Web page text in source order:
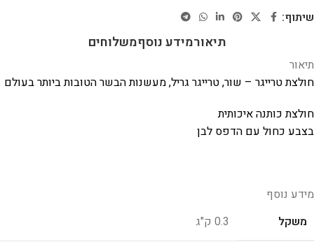
שיתוף:
תיאורמידע נוסףמשלוחים
תיאור
חולצת טרייגר – שור, טרייגר גריל, מעשנות הבשר הטובות ביותר בעולם
חולצת כותנה איכותית
בצבע כחול עם הדפס לבן
מידע נוסף
משקל
0.3 ק"ג